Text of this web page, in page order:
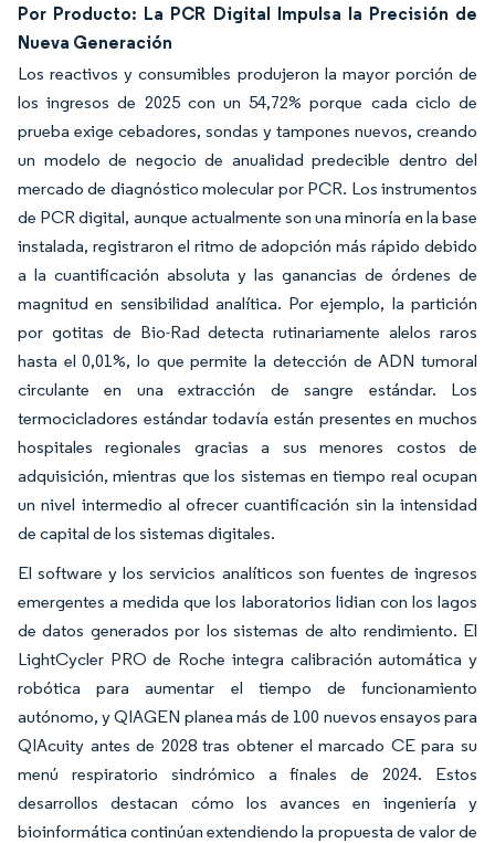
Por Producto: La PCR Digital Impulsa la Precisión de
Nueva Generación
Los reactivos y consumibles produjeron la mayor porción de
los ingresos de 2025 con un 54,72% porque cada ciclo de
prueba exige cebadores, sondas y tampones nuevos, creando
un modelo de negocio de anualidad predecible dentro del
mercado de diagnóstico molecular por PCR. Los instrumentos
de PCR digital, aunque actualmente son una minoría en la base
instalada, registraron el ritmo de adopción más rápido debido
a la cuantificación absoluta y las ganancias de órdenes de
magnitud en sensibilidad analítica. Por ejemplo, la partición
por gotitas de Bio-Rad detecta rutinariamente alelos raros
hasta el 0,01%, lo que permite la detección de ADN tumoral
circulante en una extracción de sangre estándar. Los
termocicladores estándar todavía están presentes en muchos
hospitales regionales gracias a sus menores costos de
adquisición, mientras que los sistemas en tiempo real ocupan
un nivel intermedio al ofrecer cuantificación sin la intensidad
de capital de los sistemas digitales.
El software y los servicios analíticos son fuentes de ingresos
emergentes a medida que los laboratorios lidian con los lagos
de datos generados por los sistemas de alto rendimiento. El
LightCycler PRO de Roche integra calibración automática y
robótica para aumentar el tiempo de funcionamiento
autónomo, y QIAGEN planea más de 100 nuevos ensayos para
QIAcuity antes de 2028 tras obtener el marcado CE para su
menú respiratorio sindrómico a finales de 2024. Estos
desarrollos destacan cómo los avances en ingeniería y
bioinformática continúan extendiendo la propuesta de valor de